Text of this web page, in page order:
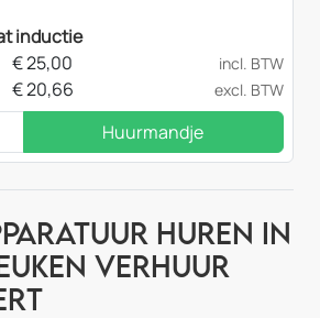
inductie
€25,00
incl. BTW
€20,66 excl. BTW
Huurmandje
huren in
verhuur